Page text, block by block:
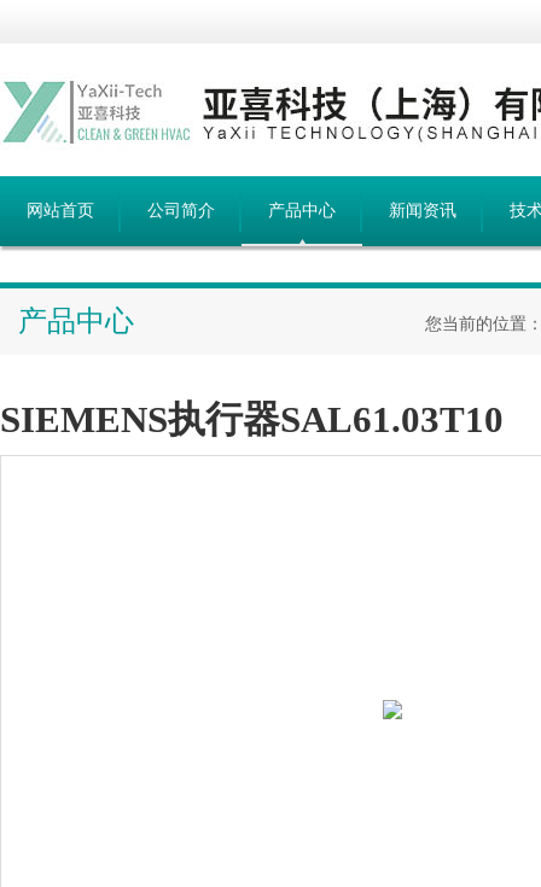
网站首页 公司简介 产品中心 新闻资讯 技
产品中心 您当前的位置
SIEMENS执行器SAL61.03T10